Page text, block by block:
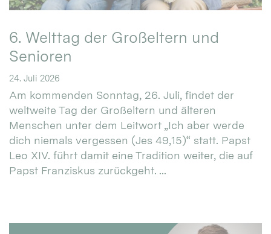
6. Welttag der Großeltern und
Senioren
24. Juli 2026
Am kommenden Sonntag, 26. Juli, findet der
weltweite Tag der Großeltern und älteren
Menschen unter dem Leitwort „Ich aber werde
dich niemals vergessen (Jes 49,15)“ statt. Papst
Leo XIV. führt damit eine Tradition weiter, die auf
Papst Franziskus zurückgeht. ...